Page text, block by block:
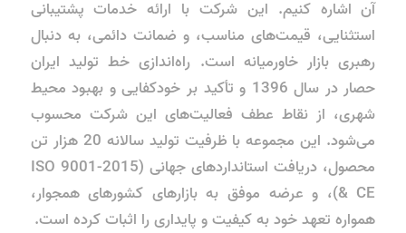
آن اشاره کنیم. این شرکت با ارائه خدمات پشتیبانی
استثنایی، قیمت‌های مناسب، و ضمانت دائمی، به دنبال
رهبری بازار خاورمیانه است. راه‌اندازی خط تولید ایران
حصار در سال 1396 و تأکید بر خودکفایی و بهبود محیط
شهری، از نقاط عطف فعالیت‌های این شرکت محسوب
می‌شود. این مجموعه با ظرفیت تولید سالانه 20 هزار تن
محصول، دریافت استانداردهای جهانی (ISO 9001-2015
& CE)، و عرضه موفق به بازارهای کشورهای همجوار،
همواره تعهد خود به کیفیت و پایداری را اثبات کرده است.